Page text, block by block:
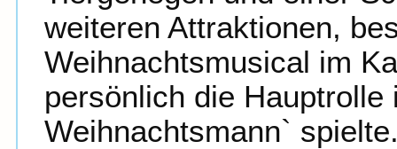
weiteren Attraktionen,
Weihnachtsmusical im
persönlich die Hauptrolle
Weihnachtsmann`